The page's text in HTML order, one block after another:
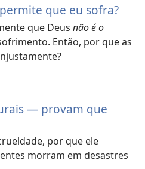
que eu sofra?
que Deus não é o
Então, por que as
— provam que
por que ele
morram em desastres